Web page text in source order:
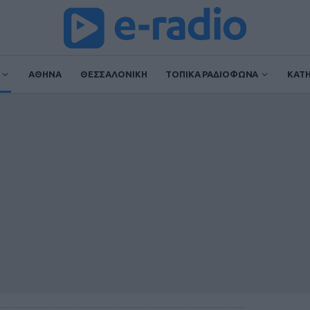
ΑΘΗΝΑ ΘΕΣΣΑΛΟΝΙΚΗ ΤΟΠΙΚΑ ΡΑΔΙΟΦΩΝΑ